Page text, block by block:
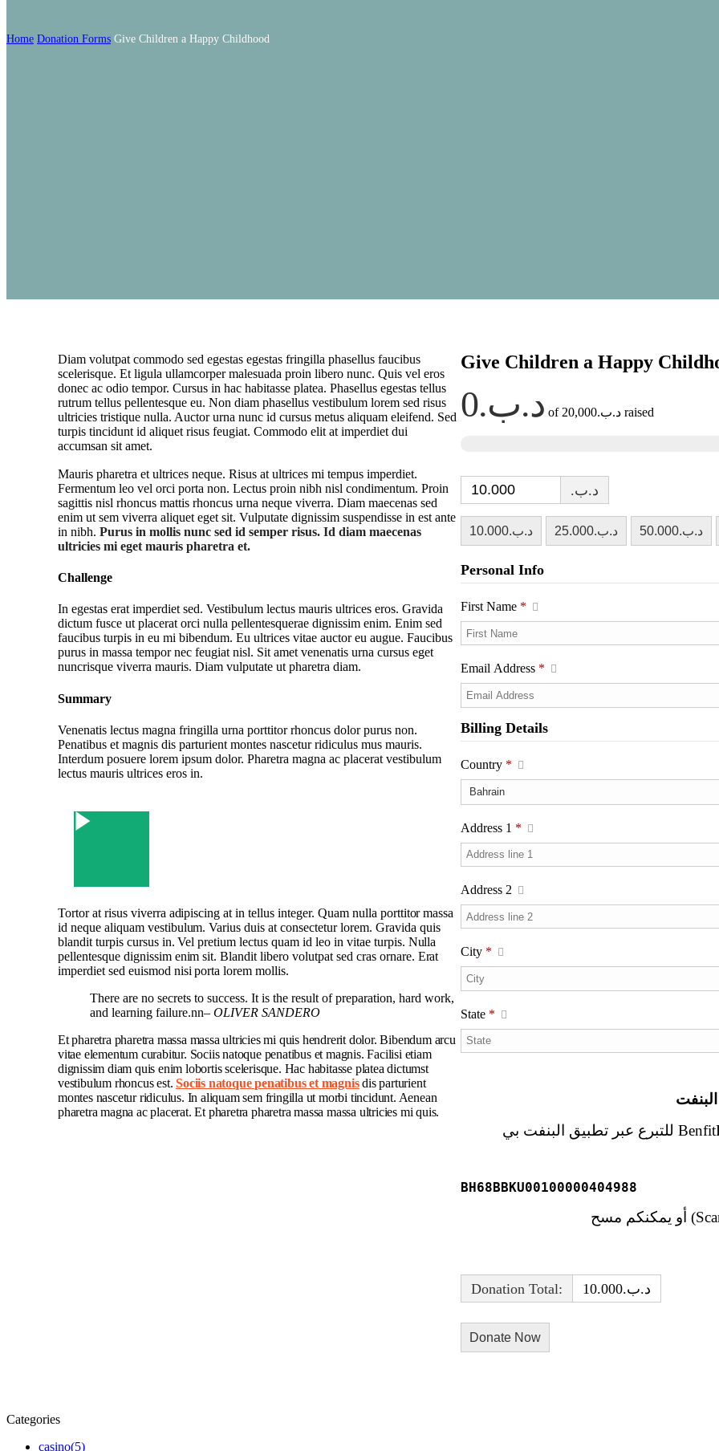
Home Donation Forms Give Children a Happy Childhood
Give Children a Happy
of ‪20,000.د.ب‬raised
.د.ب
‪10.000.د.ب‬ ‪25.000.د.ب‬ ‪50.000.د.ب‬
Personal Info
First Name *
Email Address *
Billing Details
Country *
Address 1 *
Address 2
City *
State *
BH68BBKU00100000404988
Donation Total:
Diam volutpat commodo sed egestas egestas fringilla phasellus faucibus
scelerisque. Et ligula ullamcorper malesuada proin libero nunc. Quis vel eros
donec ac odio tempor. Cursus in hac habitasse platea. Phasellus egestas tellus
rutrum tellus pellentesque eu. Non diam phasellus vestibulum lorem sed risus
ultricies tristique nulla. Auctor urna nunc id cursus metus aliquam eleifend. Sed
turpis tincidunt id aliquet risus feugiat. Commodo elit at imperdiet dui
accumsan sit amet.
Mauris pharetra et ultrices neque. Risus at ultrices mi tempus imperdiet.
Fermentum leo vel orci porta non. Lectus proin nibh nisl condimentum. Proin
sagittis nisl rhoncus mattis rhoncus urna neque viverra. Diam maecenas sed
enim ut sem viverra aliquet eget sit. Vulputate dignissim suspendisse in est ante
in nibh. Purus in mollis nunc sed id semper risus. Id diam maecenas
ultricies mi eget mauris pharetra et.
Challenge
In egestas erat imperdiet sed. Vestibulum lectus mauris ultrices eros. Gravida
dictum fusce ut placerat orci nulla pellentesquerae dignissim enim. Enim sed
faucibus turpis in eu mi bibendum. Eu ultrices vitae auctor eu augue. Faucibus
purus in massa tempor nec feugiat nisl. Sit amet venenatis urna cursus eget
nuncrisque viverra mauris. Diam vulputate ut pharetra diam.
Summary
Venenatis lectus magna fringilla urna porttitor rhoncus dolor purus non.
Penatibus et magnis dis parturient montes nascetur ridiculus mus mauris.
Interdum posuere lorem ipsum dolor. Pharetra magna ac placerat vestibulum
lectus mauris ultrices eros in.
Tortor at risus viverra adipiscing at in tellus integer. Quam nulla porttitor massa
id neque aliquam vestibulum. Varius duis at consectetur lorem. Gravida quis
blandit turpis cursus in. Vel pretium lectus quam id leo in vitae turpis. Nulla
pellentesque dignissim enim sit. Blandit libero volutpat sed cras ornare. Erat
imperdiet sed euismod nisi porta lorem mollis.
There are no secrets to success. It is the result of preparation, hard work,
and learning failure.nn– OLIVER SANDERO
Et pharetra pharetra massa massa ultricies mi quis hendrerit dolor. Bibendum arcu
vitae elementum curabitur. Sociis natoque penatibus et magnis. Facilisi etiam
dignissim diam quis enim lobortis scelerisque. Hac habitasse platea dictumst
vestibulum rhoncus est.Sociis natoque penatibus et magnisdis parturient
montes nascetur ridiculus. In aliquam sem fringilla ut morbi tincidunt. Aenean
pharetra magna ac placerat. Et pharetra pharetra massa massa ultricies mi quis.
Categories
casino(5)